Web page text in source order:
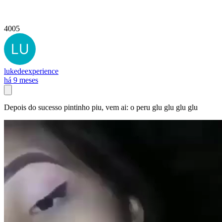
4005
lukedeexperience
há 9 meses
Depois do sucesso pintinho piu, vem ai: o peru glu glu glu glu